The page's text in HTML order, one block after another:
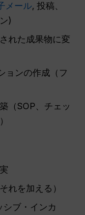
メール, 投稿、
)
れた成果物に変
ョンの作成（フ
（SOP、チェッ
れを加える）
シブ・インカ